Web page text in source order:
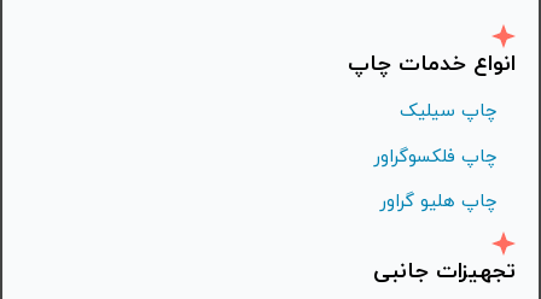
انواع خدمات چاپ
چاپ سیلیک
چاپ فلكسوگراور
چاپ هليو گراور
تجهیزات جانبی